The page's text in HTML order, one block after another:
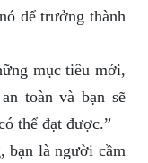
để trưởng thành
mục tiêu mới,
toàn và bạn sẽ
thể đạt được.”
bạn là người cầm